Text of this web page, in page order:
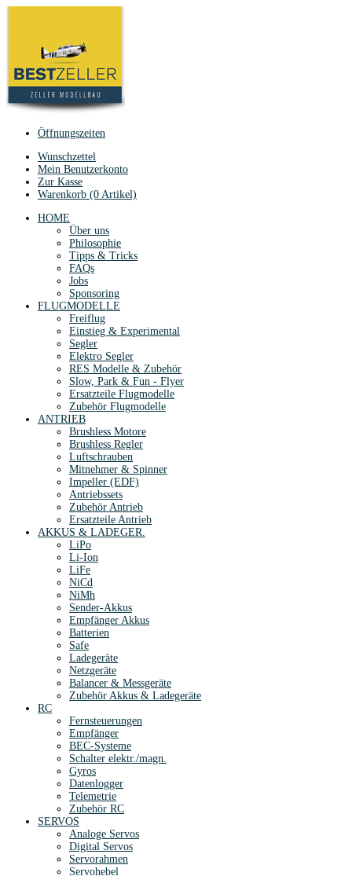
Öffnungszeiten
Wunschzettel
Mein Benutzerkonto
Zur Kasse
Warenkorb (0 Artikel)
HOME
Über uns
Philosophie
Tipps & Tricks
FAQs
Jobs
Sponsoring
FLUGMODELLE
Freiflug
Einstieg & Experimental
Segler
Elektro Segler
RES Modelle & Zubehör
Slow, Park & Fun - Flyer
Ersatzteile Flugmodelle
Zubehör Flugmodelle
ANTRIEB
Brushless Motore
Brushless Regler
Luftschrauben
Mitnehmer & Spinner
Impeller (EDF)
Antriebssets
Zubehör Antrieb
Ersatzteile Antrieb
AKKUS & LADEGER.
LiPo
Li-Ion
LiFe
NiCd
NiMh
Sender-Akkus
Empfänger Akkus
Batterien
Safe
Ladegeräte
Netzgeräte
Balancer & Messgeräte
Zubehör Akkus & Ladegeräte
RC
Fernsteuerungen
Empfänger
BEC-Systeme
Schalter elektr./magn.
Gyros
Datenlogger
Telemetrie
Zubehör RC
SERVOS
Analoge Servos
Digital Servos
Servorahmen
Servohebel